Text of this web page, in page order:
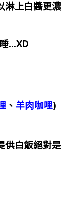
淋上白醬更濃
…XD
、 羊肉咖哩)
供白飯絕對是